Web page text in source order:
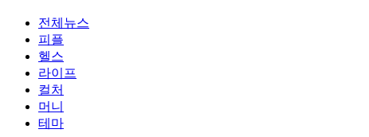
전체뉴스
피플
헬스
라이프
컬처
머니
테마